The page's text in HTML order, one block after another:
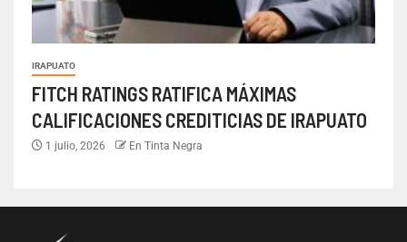
IRAPUATO
FITCH RATINGS RATIFICA MÁXIMAS
CALIFICACIONES CREDITICIAS DE IRAPUATO
1 julio, 2026 En Tinta Negra